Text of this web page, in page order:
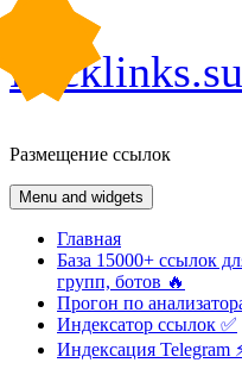
to
content
Размещение ссылок
Menu and widgets
Главная
База 15000+ ссылок
групп, ботов 🔥
Прогон по
Индексатор ссылок ✅
Индексация Telegram